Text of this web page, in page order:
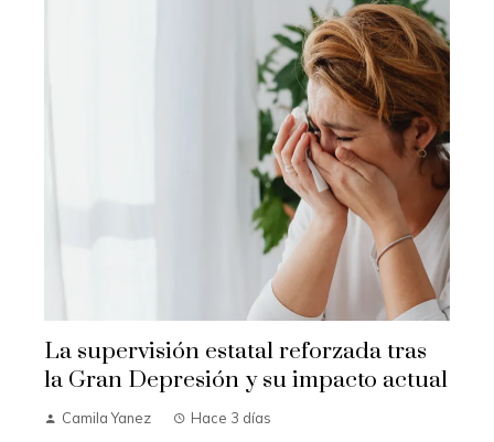
La supervisión estatal reforzada tras
la Gran Depresión y su impacto actual
Camila Yanez Hace 3 días